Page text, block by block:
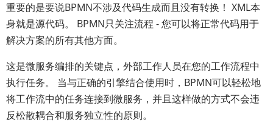
重要的是要说BPMN不涉及代码生成而且没有转换！ XML本
身就是源代码。 BPMN只关注流程 - 您可以将正常代码用于
解决方案的所有其他方面。
这是微服务编排的关键点，外部工作人员在您的工作流程中
执行任务。 当与正确的引擎结合使用时，BPMN可以轻松地
将工作流中的任务连接到微服务，并且这样做的方式不会违
反松散耦合和服务独立性的原则。